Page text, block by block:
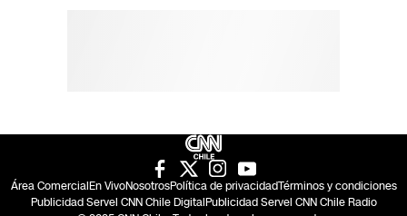
Área ComercialEn VivoNosotrosPolítica de privacidadTérminos y condiciones
Publicidad Servel CNN Chile DigitalPublicidad Servel CNN Chile Radio